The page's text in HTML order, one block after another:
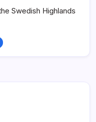
Swedish Highlands